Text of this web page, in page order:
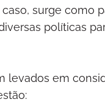
surge como
políticas
levados em